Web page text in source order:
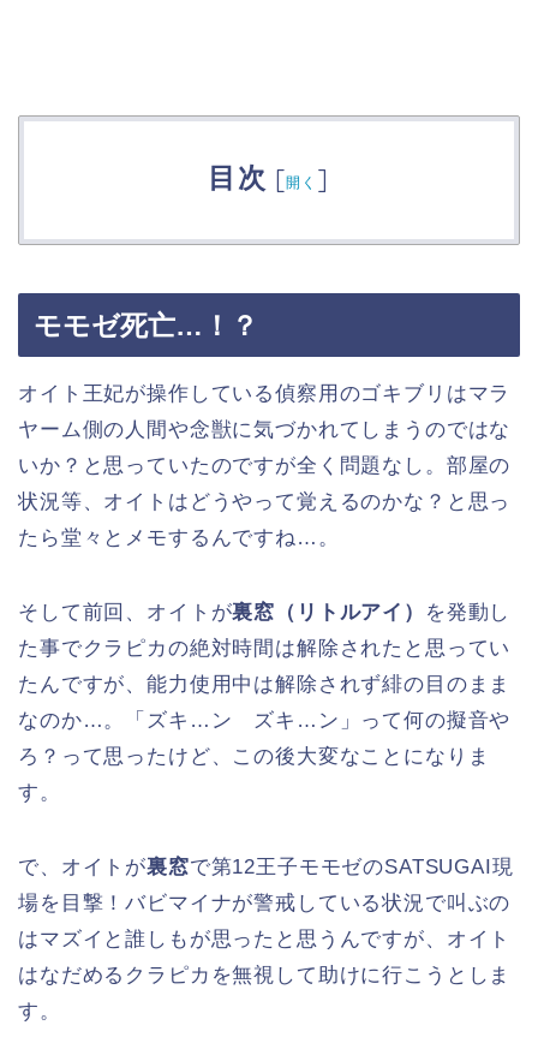
目次 [開く ]
モモゼ死亡…！？
オイト王妃が操作している偵察用のゴキブリはマラ
ヤーム側の人間や念獣に気づかれてしまうのではな
いか？と思っていたのですが全く問題なし。部屋の
状況等、オイトはどうやって覚えるのかな？と思っ
たら堂々とメモするんですね…。
そして前回、オイトが裏窓（リトルアイ）
を発動し
た事でクラピカの絶対時間は解除されたと思ってい
たんですが、能力使用中は解除されず緋の目のまま
なのか…。「ズキ…ン ズキ…ン」って何の擬音や
ろ？って思ったけど、この後大変なことになりま
す。
で、オイトが裏窓で第12王子モモゼのSATSUGAI現
場を目撃！バビマイナが警戒している状況で叫ぶの
はマズイと誰しもが思ったと思うんですが、オイト
はなだめるクラピカを無視して助けに行こうとしま
す。